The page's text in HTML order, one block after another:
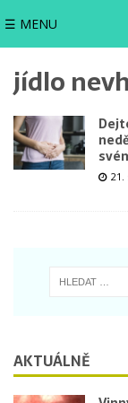
☰ MENU
jídlo
21.
AKTUÁLNĚ